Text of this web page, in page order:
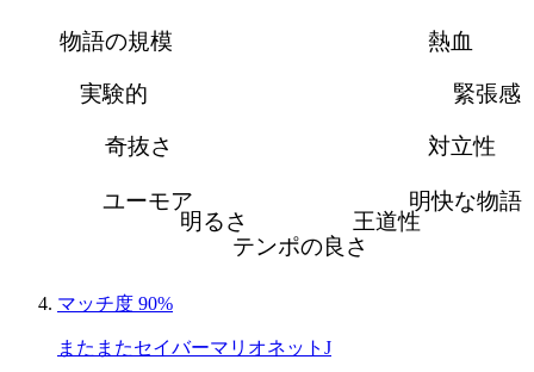
熱血
緊張感
対立性
明快な物語
王道性
テンポの良さ
明るさ
ユーモア
奇抜さ
実験的
物語の規模
マッチ度 90%
またまたセイバーマリオネットJ